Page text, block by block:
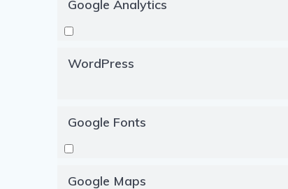
Google Analytics
WordPress
Google Fonts
Google Maps